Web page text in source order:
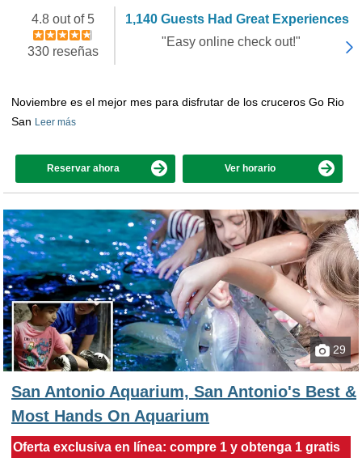
Reservado 4,443 veces en los últimos 30 días
4.8 out of 5
330 reseñas
1,140 Guests Had Great Experiences
"Easy online check out!"
Noviembre es el mejor mes para disfrutar de los cruceros Go Rio
San Leer más
Reservar ahora Ver horario
29
San Antonio Aquarium, San Antonio's Best &
Most Hands On Aquarium
Oferta exclusiva en línea: compre 1 y obtenga 1 gratis